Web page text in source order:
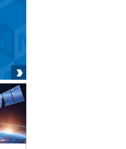
mapeados como
Paulo.
analisaram 23
forças de segurança na
de caso. Segundo a
das entrevistas